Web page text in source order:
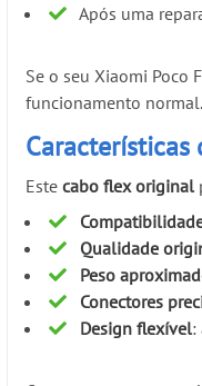
Após uma
Se o seu Xiaomi Poco
funcionamento normal.
Características
Estecabo flex original
Qualidade
Peso
Conectores
Design flexível: